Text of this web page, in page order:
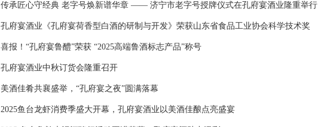
传承匠心守经典 老字号焕新谱华章 —— 济宁市老字号授牌仪式在孔府宴酒业隆重举行
孔府宴酒业《孔府宴荷香型白酒的研制与开发》荣获山东省食品工业协会科学技术奖
喜报！“孔府宴鲁醴”荣获 “2025高端鲁酒标志产品”称号
孔府宴酒业中秋订货会隆重召开
美酒佳肴共襄盛举，“孔府宴之夜”圆满落幕
2025鱼台龙虾消费季盛大开幕，孔府宴酒业以美酒佳酿点亮盛宴